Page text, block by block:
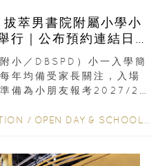
萃男書院附屬小學小
｜公布預約連結日期
小／DBSPD）小一入學簡
年均備受家長關注，入場
備為小朋友報考2027/28
/ OPEN DAY & SCHOOL EVENTS